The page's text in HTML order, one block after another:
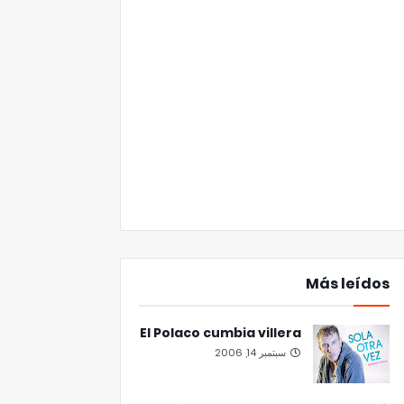
Más leídos
El Polaco cumbia villera
سبتمبر 14, 2006